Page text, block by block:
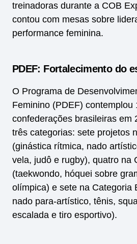
treinadoras durante a COB
contou com mesas sobre
performance feminina.
PDEF: Fortalecimento do
O Programa de
Feminino (PDEF) contemplou
confederações brasileiras em
três categorias: sete projetos
(ginástica rítmica, nado
vela, judô e rugby), quatro na
(taekwondo, hóquei sobre
olímpica) e sete na Categoria
nado para-artístico, tênis,
escalada e tiro esportivo).